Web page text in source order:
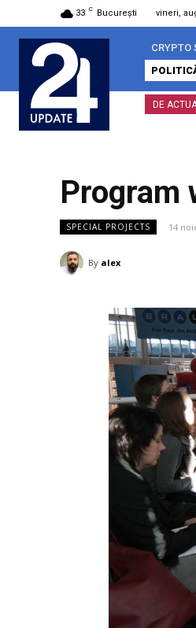
33 C București vineri,
CRYPTO
DE
Program
SPECIAL PROJECTS 14
By alex